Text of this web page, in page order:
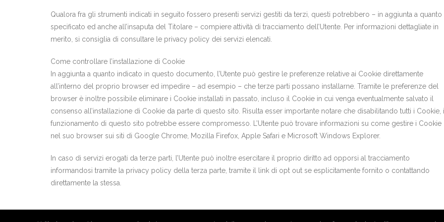
Qualora fra gli strumenti indicati in seguito fossero presenti servizi gestiti da terzi, questi potrebbero – in aggiunta a quanto
specificato ed anche all’insaputa del Titolare – compiere attività di tracciamento dell’Utente. Per informazioni dettagliate in
merito, si consiglia di consultare le privacy policy dei servizi elencati.
Come controllare l’installazione di Cookie
In aggiunta a quanto indicato in questo documento, l’Utente può gestire le preferenze relative ai Cookie direttamente
all’interno del proprio browser ed impedire – ad esempio – che terze parti possano installarne. Tramite le preferenze del
browser è inoltre possibile eliminare i Cookie installati in passato, incluso il Cookie in cui venga eventualmente salvato il
consenso all’installazione di Cookie da parte di questo sito. Risulta esser importante notare che disabilitando tutti i Cookie,
funzionamento di questo sito potrebbe essere compromesso. L’Utente può trovare informazioni su come gestire i Cookie
nel suo browser sui siti di Google Chrome, Mozilla Firefox, Apple Safari e Microsoft Windows Explorer.
In caso di servizi erogati da terze parti, l’Utente può inoltre esercitare il proprio diritto ad opporsi al tracciamento
informandosi tramite la privacy policy della terza parte, tramite il link di opt out se esplicitamente fornito o contattando
direttamente la stessa.